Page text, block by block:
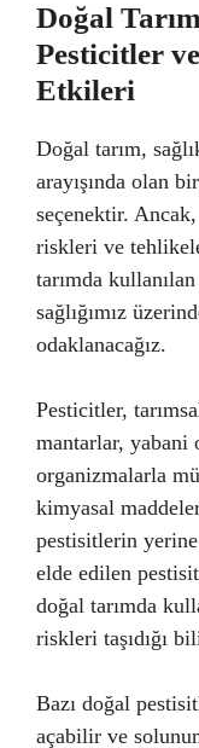
Doğal
Pesticitler
Etkileri
Doğal tarım,
arayışında olan
seçenektir.
riskleri ve
tarımda
sağlığımız
odaklanacağız.
Pesticitler,
mantarlar, yabani
organizmalarla
kimyasal
pestisitlerin
elde edilen
doğal tarımda
riskleri taşıdığı
Bazı doğal
açabilir ve